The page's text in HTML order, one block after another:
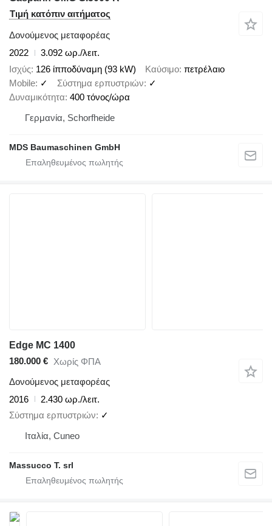
Τιμή κατόπιν αιτήματος
Δονούμενος μεταφορέας
2022
3.092 ωρ./λειτ.
Ισχύς 126 ίπποδύναμη (93 kW) Καύσιμο πετρέλαιο
Mobile ✓ Σύστημα ερπυστριών
✓
Δυναμικότητα 400 τόνος/ώρα
Γερμανία, Schorfheide
MDS Baumaschinen GmbH
Edge MC 1400
180.000 € Χωρίς ΦΠΑ
Δονούμενος μεταφορέας
2016
2.430 ωρ./λειτ.
Σύστημα ερπυστριών
✓
Ιταλία, Cuneo
Massucco T. srl